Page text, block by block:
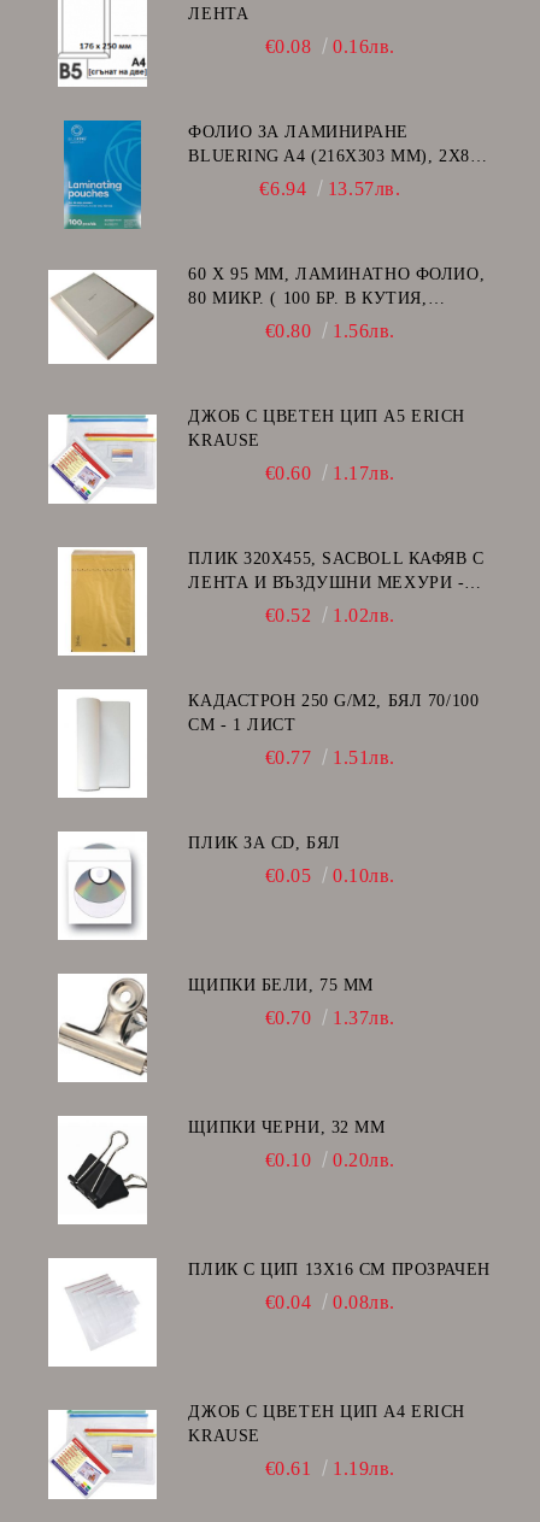
ЛЕНТА
€0.08 0.16лв.
ФОЛИО ЗА ЛАМИНИРАНЕ
BLUERING A4 (216X303 MM), 2X80
МИКРОНА 100 БР.
€6.94 13.57лв.
60 Х 95 ММ, ЛАМИНАТНО ФОЛИО,
80 МИКР. ( 100 БР. В КУТИЯ,
€0.80 1.56лв.
ДЖОБ С ЦВЕТЕН ЦИП A5 ERICH
KRAUSE
€0.60 1.17лв.
ПЛИК 320Х455, SACBOLL КАФЯВ С
ЛЕНТА И ВЪЗДУШНИ МЕХУРИ -
€0.52 1.02лв.
КАДАСТРОН 250 G/M2, БЯЛ 70/100
СМ - 1 ЛИСТ
€0.77 1.51лв.
ПЛИК ЗА CD, БЯЛ
€0.05 0.10лв.
ЩИПКИ БЕЛИ, 75 ММ
€0.70 1.37лв.
ЩИПКИ ЧЕРНИ, 32 ММ
€0.10 0.20лв.
ПЛИК С ЦИП 13X16 CM ПРОЗРАЧЕН
€0.04 0.08лв.
ДЖОБ С ЦВЕТЕН ЦИП А4 ERICH
KRAUSE
€0.61 1.19лв.